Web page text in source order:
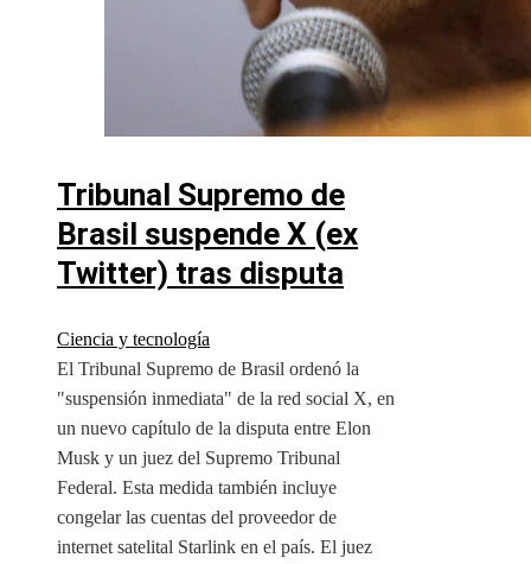
Tribunal Supremo de
Brasil suspende X (ex
Twitter) tras disputa
Ciencia y tecnología
El Tribunal Supremo de Brasil ordenó la
"suspensión inmediata" de la red social X, en
un nuevo capítulo de la disputa entre Elon
Musk y un juez del Supremo Tribunal
Federal. Esta medida también incluye
congelar las cuentas del proveedor de
internet satelital Starlink en el país. El juez